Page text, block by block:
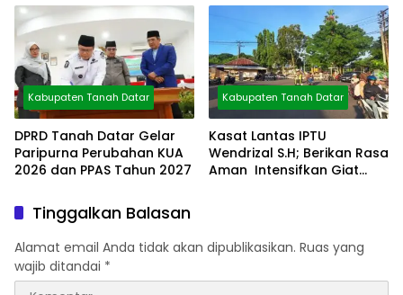
Kabupaten Tanah Datar
DPRD Tanah Datar Gelar
Paripurna Perubahan KUA
2026 dan PPAS Tahun 2027
Kabupaten Tanah Datar
Kasat Lantas IPTU
Wendrizal S.H; Berikan Rasa
Aman Intensifkan Giat
Tinggalkan Balasan
Alamat email Anda tidak akan dipublikasikan. Ruas yang
wajib ditandai *